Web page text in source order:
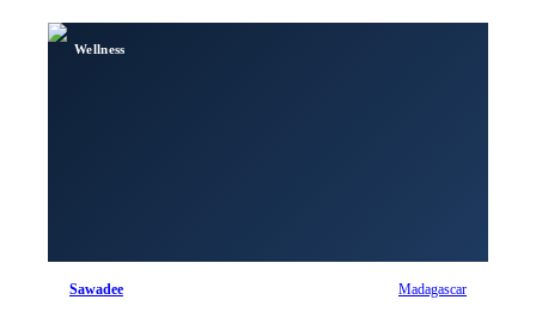
Wellness
Sawadee Madagascar